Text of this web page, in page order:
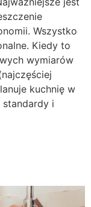
Wszystko
Kiedy to
wymiarów
kuchnię w
standardy i